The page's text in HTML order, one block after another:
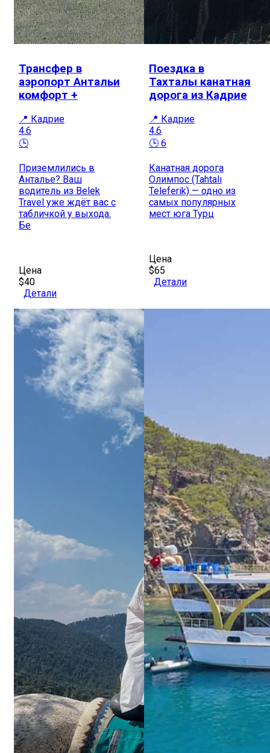
Трансфер в
аэропорт Антальи
комфорт +
📍 Кадрие
4.6
🕒
Приземлились в
Анталье? Ваш
водитель из Belek
Travel уже ждёт вас с
табличкой у выхода.
Бе
Цена
$40
Детали
Поездка в
Тахталы канатная
дорога из Кадрие
📍 Кадрие
4.6
🕒 6
Канатная дорога
Олимпос (Tahtalı
Teleferik) — одно из
самых популярных
мест юга Турц
Цена
$65
Детали